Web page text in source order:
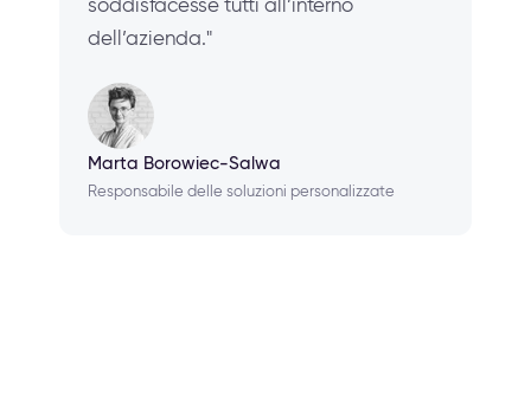
dell’azienda."
Marta Borowiec-Salwa
Responsabile delle soluzioni personalizzate